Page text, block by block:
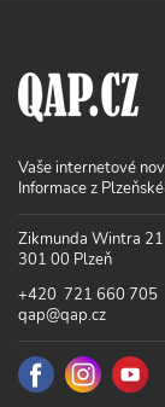
Vaše internetové
Informace z
Zikmunda Wintra 21
301 00 Plzeň
+420 721 660 705
qap@qap.cz